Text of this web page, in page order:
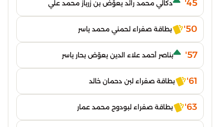
45' دكالي محمد رائد يعوّض بن زرباز محمد علي
50' بطاقة صفراء لحمني محمد ياسر
57' بناصر أحمد علاء الدين يعوّض بحار ياسر
61' بطاقة صفراء لبن دحمان خالد
63' بطاقة صفراء لبودوح محمد عمار